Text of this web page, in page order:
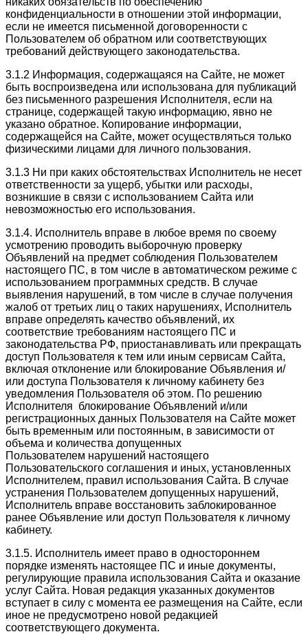
конфиденциальности в отношении этой информации,
если не имеется письменной договоренности с
Пользователем об обратном или соответствующих
требований действующего законодательства.
3.1.2 Информация, содержащаяся на Сайте, не может
быть воспроизведена или использована для публикаций
без письменного разрешения Исполнителя, если на
странице, содержащей такую информацию, явно не
указано обратное. Копирование информации,
содержащейся на Сайте, может осуществляться только
физическими лицами для личного пользования.
3.1.3 Ни при каких обстоятельствах Исполнитель не несет
ответственности за ущерб, убытки или расходы,
возникшие в связи с использованием Сайта или
невозможностью его использования.
3.1.4. Исполнитель вправе в любое время по своему
усмотрению проводить выборочную проверку
Объявлений на предмет соблюдения Пользователем
настоящего ПС, в том числе в автоматическом режиме с
использованием программных средств. В случае
выявления нарушений, в том числе в случае получения
жалоб от третьих лиц о таких нарушениях, Исполнитель
вправе определять качество объявлений, их
соответствие требованиям настоящего ПС и
законодательства РФ, приостанавливать или прекращать
доступ Пользователя к тем или иным сервисам Сайта,
включая отклонение или блокирование Объявления и/
или доступа Пользователя к личному кабинету без
уведомления Пользователя об этом. По решению
Исполнителя блокирование Объявлений и/или
регистрационных данных Пользователя на Сайте может
быть временным или постоянным, в зависимости от
объема и количества допущенных
Пользователем нарушений настоящего
Пользовательского соглашения и иных, установленных
Исполнителем, правил использования Сайта. В случае
устранения Пользователем допущенных нарушений,
Исполнитель вправе восстановить заблокированное
ранее Объявление или доступ Пользователя к личному
кабинету.
3.1.5. Исполнитель имеет право в одностороннем
порядке изменять настоящее ПС и иные документы,
регулирующие правила использования Сайта и оказание
услуг Сайта. Новая редакция указанных документов
вступает в силу с момента ее размещения на Сайте, если
иное не предусмотрено новой редакцией
соответствующего документа.